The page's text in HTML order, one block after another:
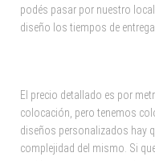
podés pasar por nuestro
diseño los tiempos de
El precio detallado es por
colocación, pero tenemos
diseños personalizados hay
complejidad del mismo. Si